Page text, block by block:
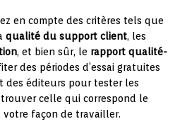
en compte des critères tels que
qualité du support client, les
, et bien sûr, le rapport qualité-
des périodes d’essai gratuites
des éditeurs pour tester les
celle qui correspond le
votre façon de travailler.